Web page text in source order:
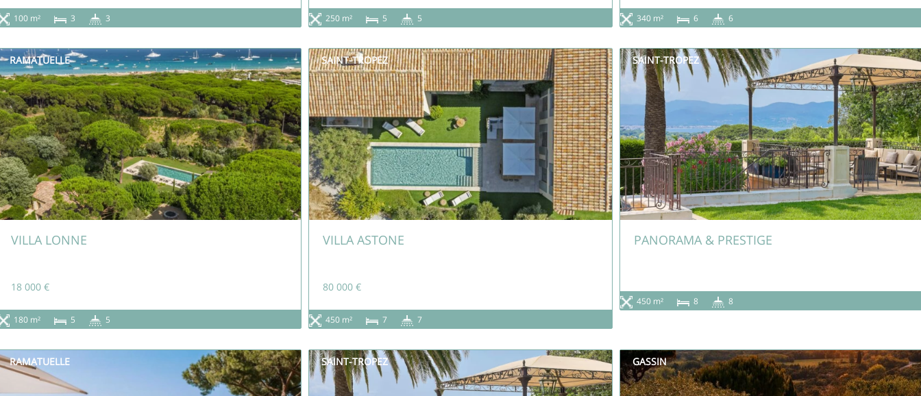
100 m² 3 3 250 m² 5 5 340 m² 6 6
RAMATUELLE
VILLA LONNE
18 000 €
180 m² 5 5
SAINT-TROPEZ
VILLA ASTONE
80 000 €
450 m² 7 7
SAINT-TROPEZ
PANORAMA & PRESTIGE
450 m² 8 8
RAMATUELLE SAINT-TROPEZ GASSIN